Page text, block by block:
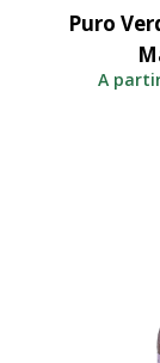
Puro
A